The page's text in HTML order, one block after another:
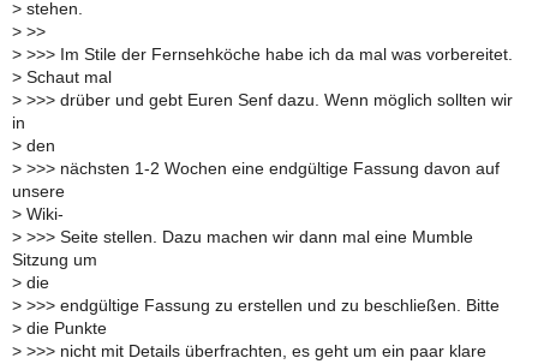
> stehen.
> >>
> >>> Im Stile der Fernsehköche habe ich da mal was vorbereitet.
> Schaut mal
> >>> drüber und gebt Euren Senf dazu. Wenn möglich sollten wir
in
> den
> >>> nächsten 1-2 Wochen eine endgültige Fassung davon auf
unsere
> Wiki-
> >>> Seite stellen. Dazu machen wir dann mal eine Mumble
Sitzung um
> die
> >>> endgültige Fassung zu erstellen und zu beschließen. Bitte
> die Punkte
> >>> nicht mit Details überfrachten, es geht um ein paar klare